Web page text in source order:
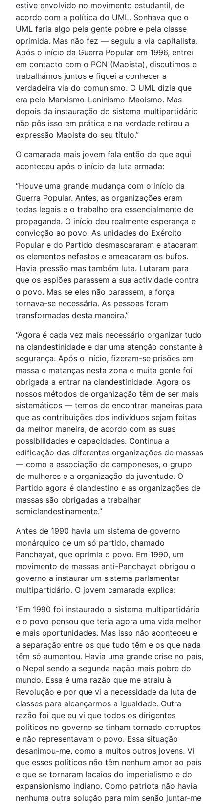
estive envolvido no movimento estudantil, de
acordo com a política do UML. Sonhava que o
UML faria algo pela gente pobre e pela classe
oprimida. Mas não fez — seguiu a via capitalista.
Após o início da Guerra Popular em 1996, entrei
em contacto com o PCN (Maoista), discutimos e
trabalhámos juntos e fiquei a conhecer a
verdadeira via do comunismo. O UML dizia que
era pelo Marxismo-Leninismo-Maoismo. Mas
depois da instauração do sistema multipartidário
não pôs isso em prática e na verdade retirou a
expressão Maoista do seu título.”
O camarada mais jovem fala então do que aqui
aconteceu após o início da luta armada:
“Houve uma grande mudança com o início da
Guerra Popular. Antes, as organizações eram
todas legais e o trabalho era essencialmente de
propaganda. O início deu realmente esperança e
convicção ao povo. As unidades do Exército
Popular e do Partido desmascararam e atacaram
os elementos nefastos e ameaçaram os bufos.
Havia pressão mas também luta. Lutaram para
que os espiões parassem a sua actividade contra
o povo. Mas se eles não parassem, a força
tornava-se necessária. As pessoas foram
transformadas desta maneira.”
“Agora é cada vez mais necessário organizar tudo
na clandestinidade e dar uma atenção constante à
segurança. Após o início, fizeram-se prisões em
massa e matanças nesta zona e muita gente foi
obrigada a entrar na clandestinidade. Agora os
nossos métodos de organização têm de ser mais
sistemáticos — temos de encontrar maneiras para
que as contribuições dos indivíduos sejam feitas
da melhor maneira, de acordo com as suas
possibilidades e capacidades. Continua a
edificação das diferentes organizações de massas
— como a associação de camponeses, o grupo
de mulheres e a organização da juventude. O
Partido agora é clandestino e as organizações de
massas são obrigadas a trabalhar
semiclandestinamente.”
Antes de 1990 havia um sistema de governo
monárquico de um só partido, chamado
Panchayat, que oprimia o povo. Em 1990, um
movimento de massas anti-Panchayat obrigou o
governo a instaurar um sistema parlamentar
multipartidário. O jovem camarada explica:
“Em 1990 foi instaurado o sistema multipartidário
e o povo pensou que teria agora uma vida melhor
e mais oportunidades. Mas isso não aconteceu e
a separação entre os que tudo têm e os que nada
têm só aumentou. Havia uma grande crise no país,
o Nepal sendo a segunda nação mais pobre do
mundo. Essa é uma razão que me atraiu à
Revolução e por que vi a necessidade da luta de
classes para alcançarmos a igualdade. Outra
razão foi que eu vi que todos os dirigentes
políticos no governo se tinham tornado corruptos
e não representavam o povo. Essa situação
desanimou-me, como a muitos outros jovens. Vi
que esses políticos não têm nenhum amor ao país
e que se tornaram lacaios do imperialismo e do
expansionismo indiano. Como patriota não havia
nenhuma outra solução para mim senão juntar-me